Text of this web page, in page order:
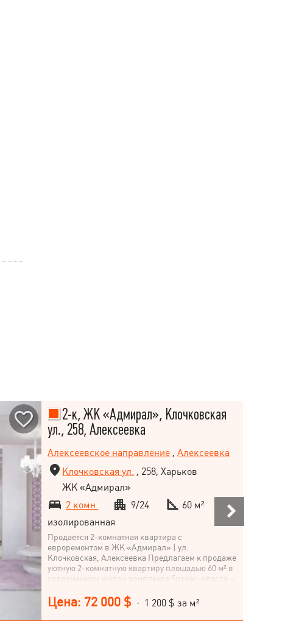
2-к, ЖК «Адмирал», Клочковская
ул., 258, Алексеевка
Алексеевское направление ,Алексеевка
Клочковская ул. , 258, Харьков
ЖК «Адмирал»
2 комн.
9/24
60 м²
изолированная
Продается 2-комнатная квартира с
евроремонтом в ЖК «Адмирал» | ул.
Клочковская, Алексеевка Предлагаем к продаже
уютную 2-комнатную квартиру площадью 60 м² в
современном жилом комплексе бизнес-класса –
районе Алексеевка по ул. Клочковская.
Основные характеристики: Этаж: 9 из 24 Общая
Цена: 72 000 $ · 1 200 $ за м²